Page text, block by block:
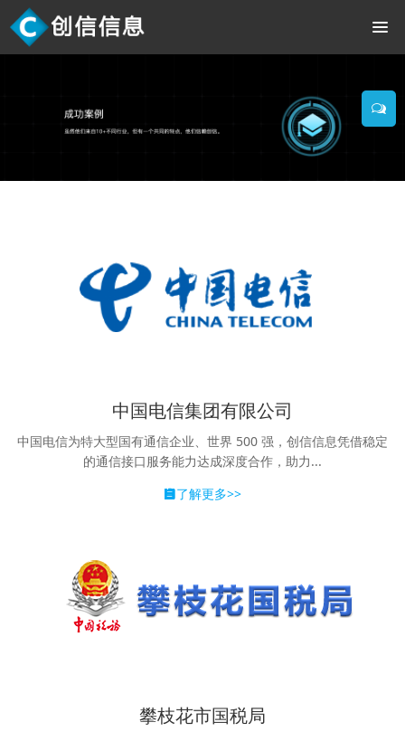
中国电信集团有限公司
中国电信为特大型国有通信企业、世界 500 强，创信信息凭借稳定
的通信接口服务能力达成深度合作，助力...
了解更多>>
攀枝花市国税局